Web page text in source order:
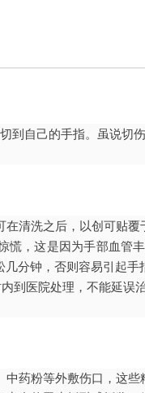
到自己的手指。虽说切
清洗之后，以创可贴
慌，这是因为手部血管
几分钟，否则容易引起手
到医院处理，不能延误
药粉等外敷伤口，这